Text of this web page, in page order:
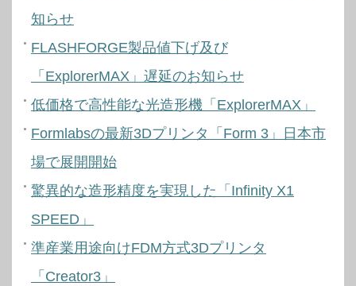
知らせ
FLASHFORGE製品値下げ及び
「ExplorerMAX」遅延のお知らせ
低価格で高性能な光造形機「ExplorerMAX」
Formlabsの最新3Dプリンタ「Form 3」日本市
場で展開開始
驚異的な造形精度を実現した「Infinity X1
SPEED」
準産業用途向けFDM方式3Dプリンタ
「Creator3」